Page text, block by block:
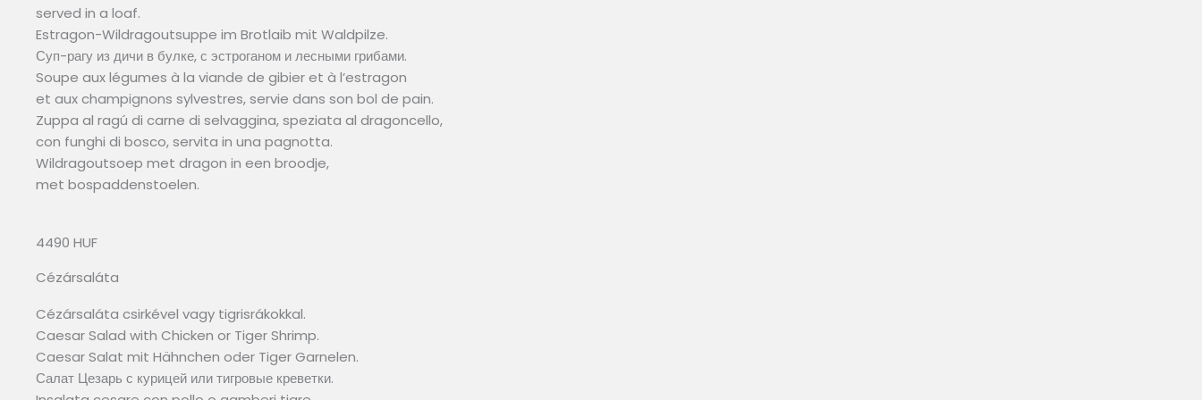
served in a loaf.
Estragon-Wildragoutsuppe im Brotlaib mit Waldpilze.
Суп-рагу из дичи в булке, с эстроганом и лесными грибами.
Soupe aux légumes à la viande de gibier et à l’estragon
et aux champignons sylvestres, servie dans son bol de pain.
Zuppa al ragú di carne di selvaggina, speziata al dragoncello,
con funghi di bosco, servita in una pagnotta.
Wildragoutsoep met dragon in een broodje,
met bospaddenstoelen.
4490 HUF
Cézársaláta
Cézársaláta csirkével vagy tigrisrákokkal.
Caesar Salad with Chicken or Tiger Shrimp.
Caesar Salat mit Hähnchen oder Tiger Garnelen.
Салат Цезарь с курицей или тигровые креветки.